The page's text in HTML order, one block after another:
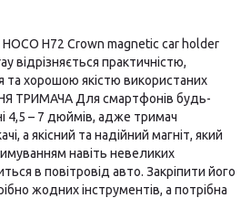
H72 Crown magnetic car holder
відрізняється практичністю,
та хорошою якістю використаних
ТРИМАЧА Для смартфонів будь-
4,5 – 7 дюймів, адже тримач
а якісний та надійний магніт, який
навіть невеликих
в повітровід авто. Закріпити його
жодних інструментів, а потрібна